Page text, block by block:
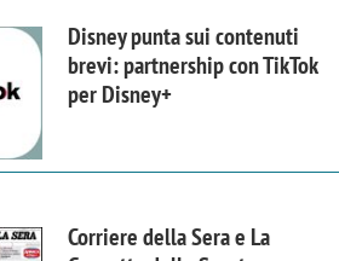
Disney punta sui contenuti
brevi: partnership con TikTok
per Disney+
Corriere della Sera e La